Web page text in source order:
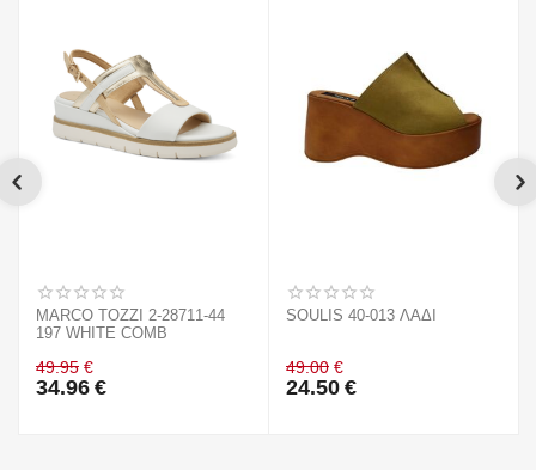
MARCO TOZZI 2-28711-44
197 WHITE COMB
49.95 €
34.96 €
SOULIS 40-013 ΛΑΔΙ
49.00 €
24.50 €